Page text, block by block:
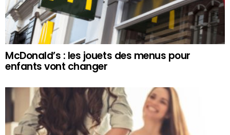
McDonald’s : les jouets des menus pour
enfants vont changer